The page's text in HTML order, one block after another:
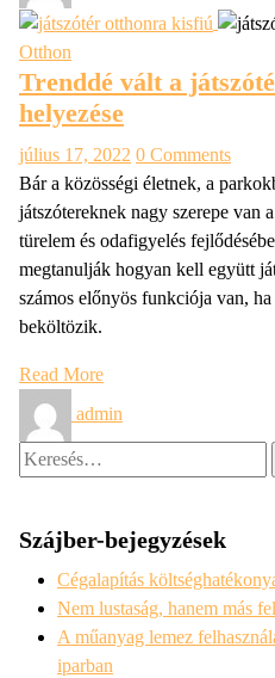
Otthon
Trenddé vált a
helyezése
július 17, 2022 0 Comments
Bár a közösségi életnek, a
játszótereknek nagy szerepe van
türelem és odafigyelés
megtanulják hogyan kell együtt
számos előnyös funkciója van,
beköltözik.
Read More
admin
Keresés:
Szájber-bejegyzések
Cégalapítás
Nem lustaság, hanem más
A műanyag lemez
iparban